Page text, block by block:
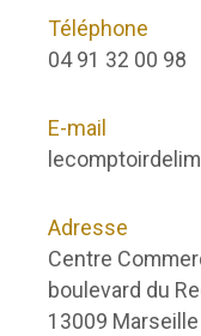
Téléphone
04 91 32 00 98
E-mail
Adresse
Centre
boulevard du
13009 Marseille